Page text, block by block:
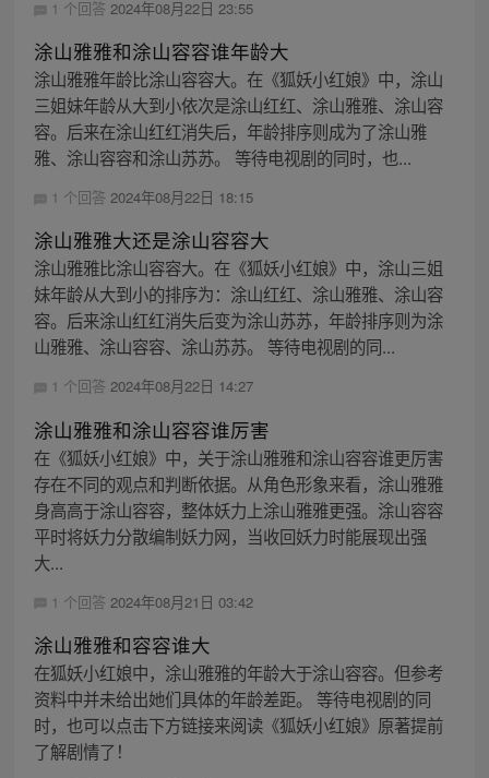
1 个回答 2024年08月22日 23:55
涂山雅雅和涂山容容谁年龄大
涂山雅雅年龄比涂山容容大。在《狐妖小红娘》中，涂山
三姐妹年龄从大到小依次是涂山红红、涂山雅雅、涂山容
容。后来在涂山红红消失后，年龄排序则成为了涂山雅
雅、涂山容容和涂山苏苏。 等待电视剧的同时，也...
1 个回答 2024年08月22日 18:15
涂山雅雅大还是涂山容容大
涂山雅雅比涂山容容大。在《狐妖小红娘》中，涂山三姐
妹年龄从大到小的排序为：涂山红红、涂山雅雅、涂山容
容。后来涂山红红消失后变为涂山苏苏，年龄排序则为涂
山雅雅、涂山容容、涂山苏苏。 等待电视剧的同...
1 个回答 2024年08月22日 14:27
涂山雅雅和涂山容容谁厉害
在《狐妖小红娘》中，关于涂山雅雅和涂山容容谁更厉害
存在不同的观点和判断依据。从角色形象来看，涂山雅雅
身高高于涂山容容，整体妖力上涂山雅雅更强。涂山容容
平时将妖力分散编制妖力网，当收回妖力时能展现出强
大...
1 个回答 2024年08月21日 03:42
涂山雅雅和容容谁大
在狐妖小红娘中，涂山雅雅的年龄大于涂山容容。但参考
资料中并未给出她们具体的年龄差距。 等待电视剧的同
时，也可以点击下方链接来阅读《狐妖小红娘》原著提前
了解剧情了！